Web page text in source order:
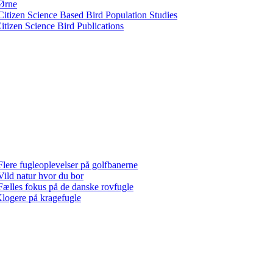
Science Based Bird Population Studies
Science Bird Publications
fugleoplevelser på golfbanerne
natur hvor du bor
fokus på de danske rovfugle
på kragefugle